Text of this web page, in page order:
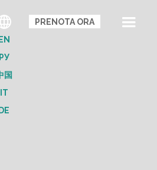
PRENOTA ORA
EN
РУ
国
IT
DE